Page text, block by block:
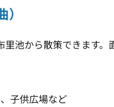
池から散策できます。
子供広場など